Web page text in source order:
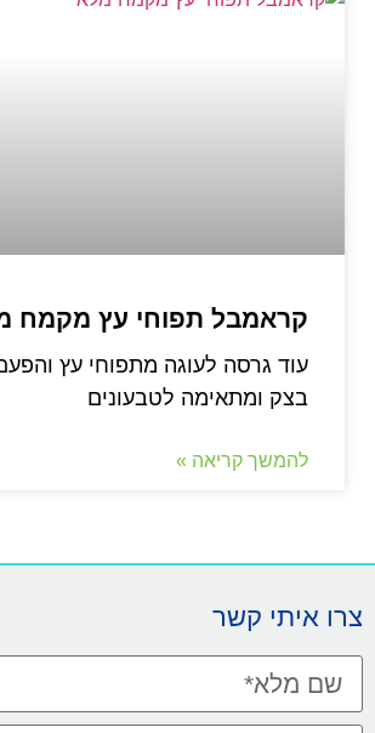
קראמבל תפוחי עץ מקמח
עוד גרסה לעוגה מתפוחי עץ
בצק ומתאימה לטבעונים
להמשך קריאה »
צרו איתי קשר